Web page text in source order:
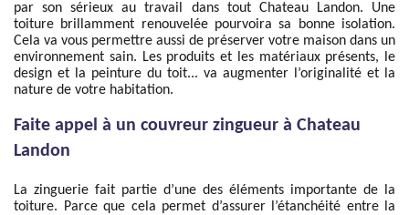
par son sérieux au travail dans tout Chateau Landon. Une
toiture brillamment renouvelée pourvoira sa bonne isolation.
Cela va vous permettre aussi de préserver votre maison dans un
environnement sain. Les produits et les matériaux présents, le
design et la peinture du toit... va augmenter l’originalité et la
nature de votre habitation.
Faite appel à un couvreur zingueur à Chateau
Landon
La zinguerie fait partie d’une des éléments importante de la
toiture. Parce que cela permet d’assurer l’étanchéité entre la